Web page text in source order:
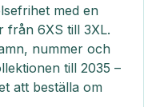
med en
från 6XS till 3XL.
nummer och
till 2035 –
att beställa om